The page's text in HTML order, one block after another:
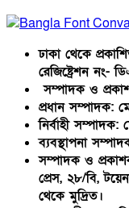
ঢাকা থেকে
রেজিষ্ট্রেশন নং-
সম্পাদক ও
প্রধান সম্পাদক:
নির্বাহী
ব্যবস্থাপনা
সম্পাদক ও
প্রেস, ২৮/বি,
থেকে মুদ্রিত।